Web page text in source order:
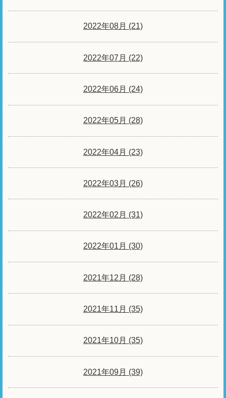
2022年08月 (21)
2022年07月 (22)
2022年06月 (24)
2022年05月 (28)
2022年04月 (23)
2022年03月 (26)
2022年02月 (31)
2022年01月 (30)
2021年12月 (28)
2021年11月 (35)
2021年10月 (35)
2021年09月 (39)